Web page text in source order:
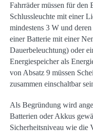
Fahrräder müssen für den
Schlussleuchte mit einer
mindestens 3 W und
einer Batterie mit einer
Dauerbeleuchtung) oder
Energiespeicher als
von Absatz 9 müssen
zusammen einschaltbar
Als Begründung wird
Batterien oder Akkus
Sicherheitsniveau wie die